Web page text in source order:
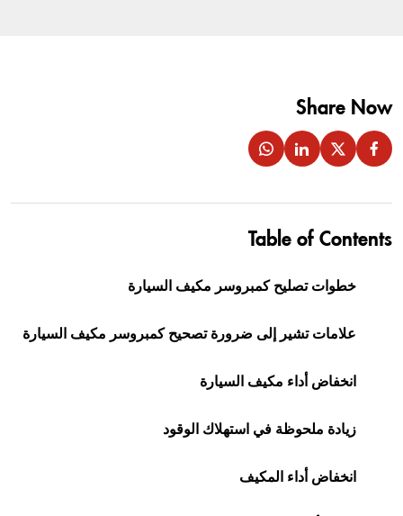
Share Now
Table of Contents
خطوات تصليح كمبروسر مكيف السيارة
علامات تشير إلى ضرورة تصحيح كمبروسر مكيف السيارة
انخفاض أداء مكيف السيارة
زيادة ملحوظة في استهلاك الوقود
انخفاض أداء المكيف